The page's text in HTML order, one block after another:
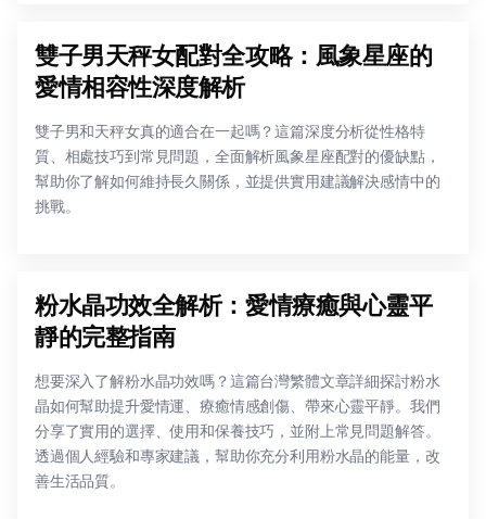
雙子男天秤女配對全攻略：風象星座的
愛情相容性深度解析
雙子男和天秤女真的適合在一起嗎？這篇深度分析從性格特
質、相處技巧到常見問題，全面解析風象星座配對的優缺點，
幫助你了解如何維持長久關係，並提供實用建議解決感情中的
挑戰。
粉水晶功效全解析：愛情療癒與心靈平
靜的完整指南
想要深入了解粉水晶功效嗎？這篇台灣繁體文章詳細探討粉水
晶如何幫助提升愛情運、療癒情感創傷、帶來心靈平靜。我們
分享了實用的選擇、使用和保養技巧，並附上常見問題解答。
透過個人經驗和專家建議，幫助你充分利用粉水晶的能量，改
善生活品質。